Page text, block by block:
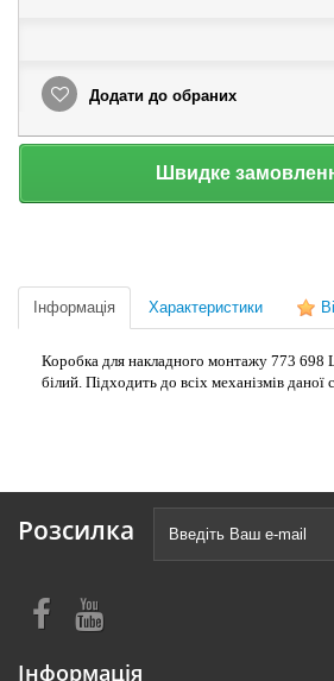
Додати до обраних
Швидке
Інформація Характеристики
Коробка для накладного монтажу 773 698
білий. Підходить до всіх механізмів даної
Розсилка
Інформація